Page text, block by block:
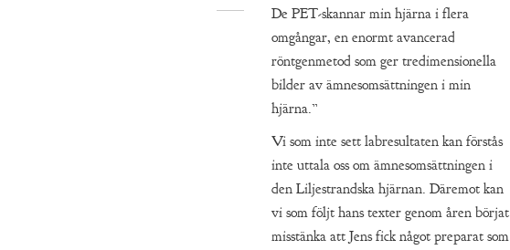
De PET-skannar min hjärna i flera
omgångar, en enormt avancerad
röntgenmetod som ger tredimensionella
bilder av ämnesomsättningen i min
hjärna.”
Vi som inte sett labresultaten kan förstås
inte uttala oss om ämnesomsättningen i
den Liljestrandska hjärnan. Däremot kan
vi som följt hans texter genom åren börjat
misstänka att Jens fick något preparat som